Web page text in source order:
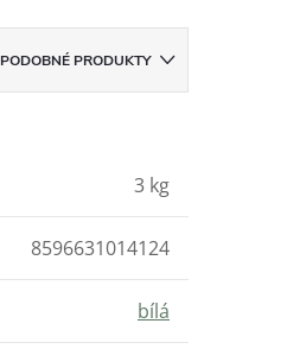
PODOBNÉ PRODUKTY
3 kg
8596631014124
bílá